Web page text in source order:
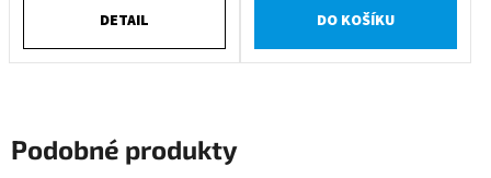
DETAIL DO KOŠÍKU
Podobné produkty